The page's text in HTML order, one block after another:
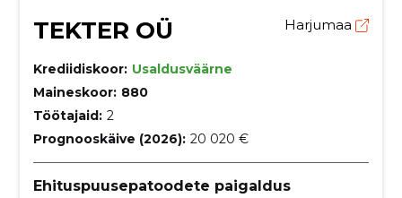
TEKTER OÜ Harjumaa
Krediidiskoor: Usaldusväärne
Maineskoor: 880
Töötajaid: 2
Prognooskäive (2026): 20 020 €
Ehituspuusepatoodete paigaldus